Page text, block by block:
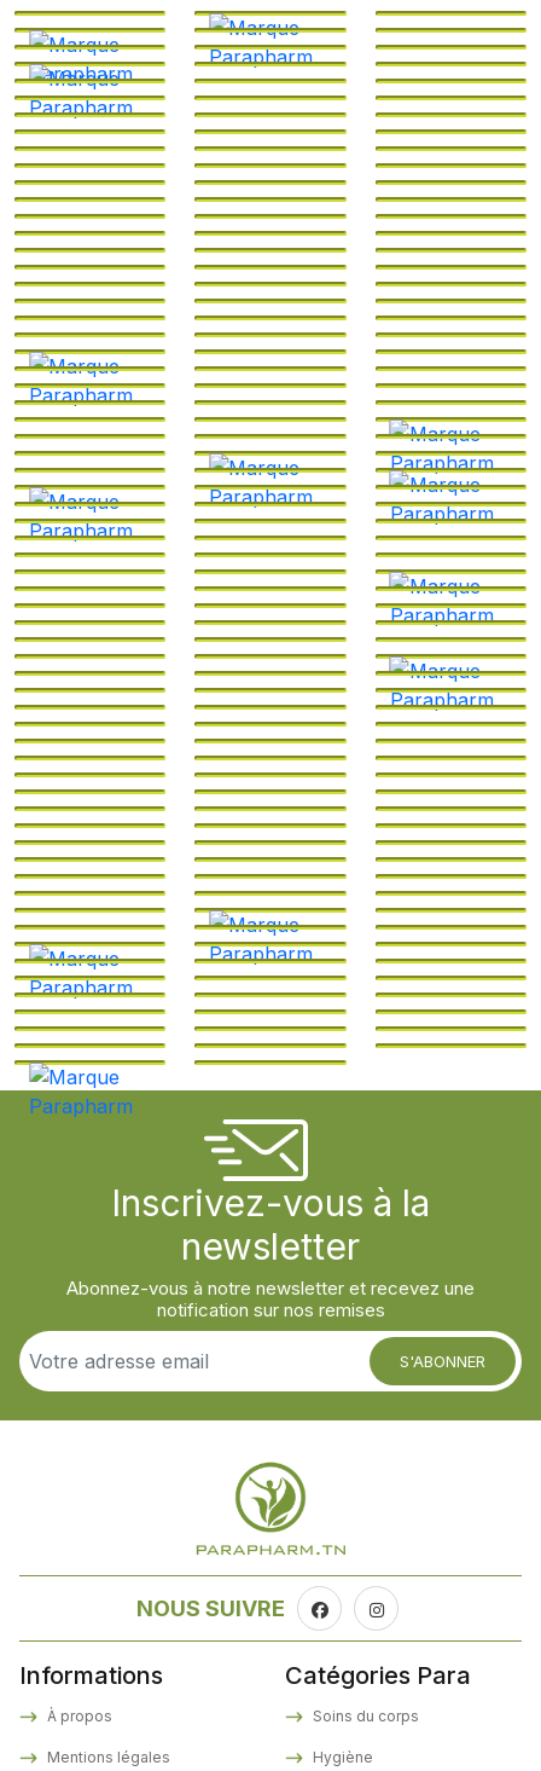
Inscrivez-vous à la
newsletter
Abonnez-vous à notre newsletter et recevez une
notification sur nos remises
S'ABONNER
NOUS SUIVRE
Informations
À propos
Mentions légales
Catégories Para
Soins du corps
Hygiène